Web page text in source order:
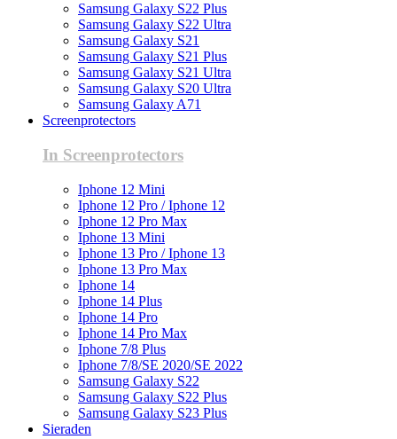
Samsung Galaxy S22 Plus
Samsung Galaxy S22 Ultra
Samsung Galaxy S21
Samsung Galaxy S21 Plus
Samsung Galaxy S21 Ultra
Samsung Galaxy S20 Ultra
Samsung Galaxy A71
Screenprotectors
In Screenprotectors
Iphone 12 Mini
Iphone 12 Pro / Iphone 12
Iphone 12 Pro Max
Iphone 13 Mini
Iphone 13 Pro / Iphone 13
Iphone 13 Pro Max
Iphone 14
Iphone 14 Plus
Iphone 14 Pro
Iphone 14 Pro Max
Iphone 7/8 Plus
Iphone 7/8/SE 2020/SE 2022
Samsung Galaxy S22
Samsung Galaxy S22 Plus
Samsung Galaxy S23 Plus
Sieraden